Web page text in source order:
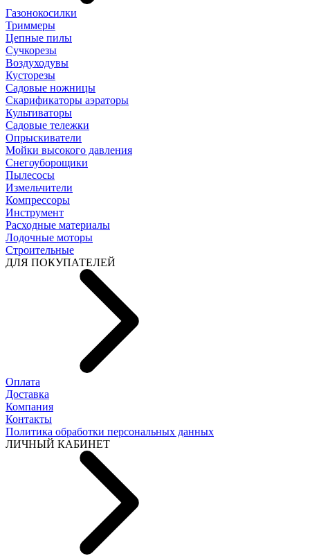
Газонокосилки
Триммеры
Цепные пилы
Cучкорезы
Воздуходувы
Кусторезы
Садовые ножницы
Скарификаторы аэраторы
Культиваторы
Садовые тележки
Опрыскиватели
Мойки высокого давления
Снегоуборощики
Пылесосы
Измельчители
Компрессоры
Инструмент
Расходные материалы
Лодочные моторы
Строительные
ДЛЯ ПОКУПАТЕЛЕЙ
Оплата
Доставка
Компания
Контакты
Политика обработки персональных данных
ЛИЧНЫЙ КАБИНЕТ